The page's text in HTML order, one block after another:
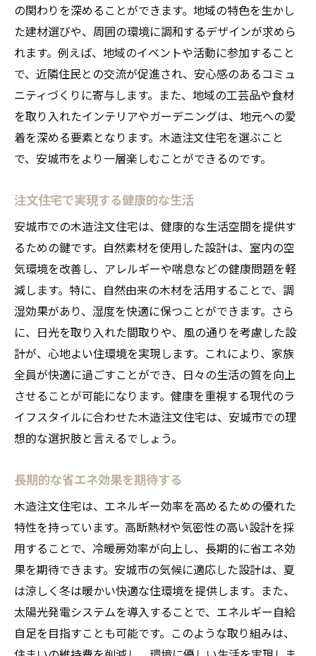
の関わりを深めることができます。地域の特色を生かし
た建材選びや、周囲の環境に調和するデザインが求めら
れます。例えば、地域のイベントや活動に参加すること
で、近隣住民との交流が促進され、安心感のあるコミュ
ニティづくりに寄与します。また、地域の工芸品や食材
を取り入れたインテリアやガーデニングは、地元への愛
着を深める要素となります。木造注文住宅を選ぶこと
で、安城市をより一層楽しむことができるのです。
注文住宅で実現する健康的な生活
安城市での木造注文住宅は、健康的な生活空間を提供す
るための鍵です。自然素材を使用した設計は、室内の空
気環境を改善し、アレルギーや喘息などの健康問題を軽
減します。特に、自然由来の木材を活用することで、調
湿効果があり、湿度を快適に保つことができます。さら
に、日光を取り入れた間取りや、風の通りを考慮した設
計が、心地よい住環境を実現します。これにより、家族
全員が快適に過ごすことができ、日々の生活の質を向上
させることが可能になります。健康を重視する現代のラ
イフスタイルに合わせた木造注文住宅は、安城市での理
想的な選択肢と言えるでしょう。
長期的な省エネ効果を期待する
木造注文住宅は、エネルギー効率を高めるための優れた
特性を持っています。高断熱材や気密性の高い設計を採
用することで、冷暖房効率が向上し、長期的に省エネ効
果を期待できます。安城市の気候に適応した設計は、夏
は涼しく冬は暖かい快適な住環境を提供します。また、
太陽光発電システムを導入することで、エネルギー自給
自足を目指すことも可能です。このような取り組みは、